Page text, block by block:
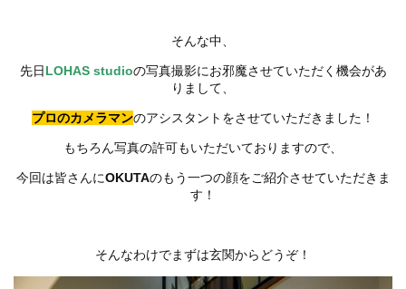
そんな中、
先日LOHAS studioの写真撮影にお邪魔させていただく機会があ
りまして、
プロのカメラマンのアシスタントをさせていただきました！
もちろん写真の許可もいただいておりますので、
今回は皆さんにOKUTAのもう一つの顔をご紹介させていただきま
す！
そんなわけでまずは玄関からどうぞ！